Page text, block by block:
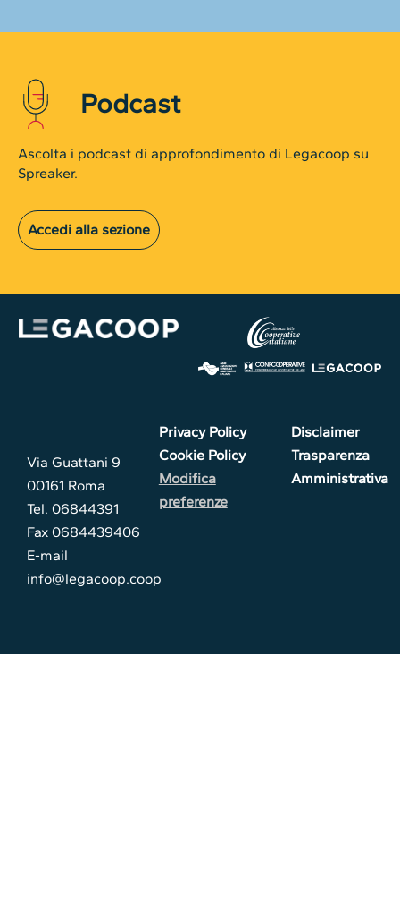
Podcast
Ascolta i podcast di approfondimento di Legacoop su
Spreaker.
Accedi alla sezione
Via Guattani 9
00161 Roma
Tel. 06844391
Fax 0684439406
E-mail
info@legacoop.coop
Privacy Policy
Cookie Policy
Modifica
preferenze
Disclaimer
Trasparenza
Amministrativa